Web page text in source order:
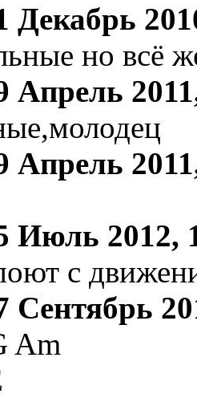
Декабрь
но всё
Апрель
Апрель
Июль 2012,
с
Сентябрь
Am